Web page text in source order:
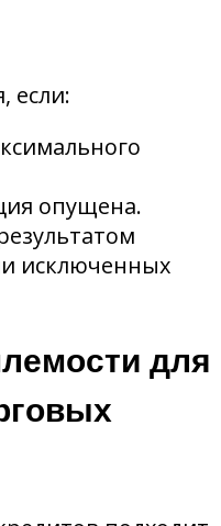
если:
опущена.
исключенных
для